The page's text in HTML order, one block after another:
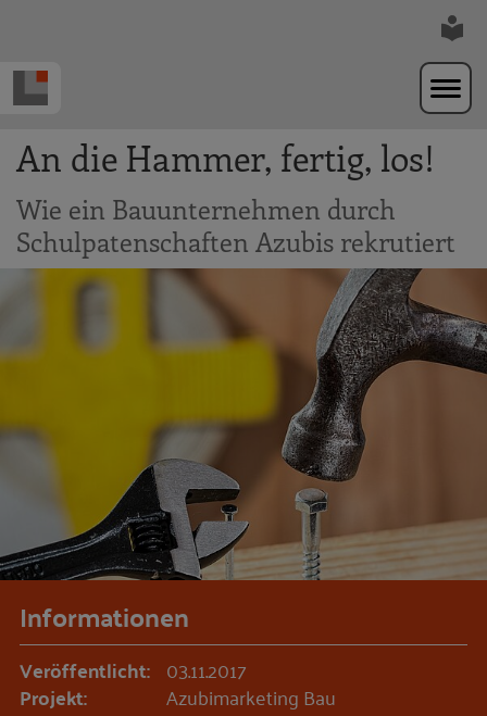
An die Hammer, fertig, los!
Wie ein Bauunternehmen durch
Schulpatenschaften Azubis rekrutiert
Informationen
Veröffentlicht: 03.11.2017
Projekt: Azubimarketing Bau